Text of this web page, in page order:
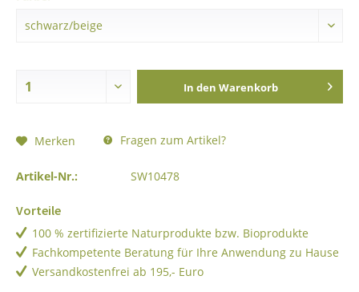
In den Warenkorb
Merken Fragen zum Artikel?
Artikel-Nr.: SW10478
Vorteile
100 % zertifizierte Naturprodukte bzw. Bioprodukte
Fachkompetente Beratung für Ihre Anwendung zu Hause
Versandkostenfrei ab 195,- Euro